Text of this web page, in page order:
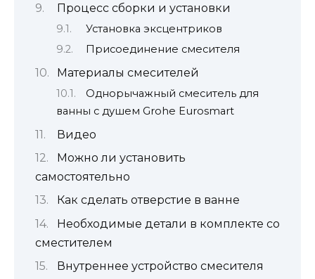
Процесс сборки и установки
Установка эксцентриков
Присоединение смесителя
Материалы смесителей
Однорычажный смеситель для
ванны с душем Grohe Eurosmart
Видео
Можно ли установить
самостоятельно
Как сделать отверстие в ванне
Необходимые детали в комплекте со
сместителем
Внутреннее устройство смесителя